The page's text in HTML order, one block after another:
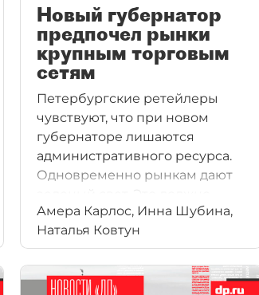
Новый губернатор
предпочел рынки
крупным торговым
сетям
Петербургские ретейлеры
чувствуют, что при новом
губернаторе лишаются
административного ресурса.
Одновременно рынкам дают
позволить местным
сельхозпроизводителям
наладить сбыт.
Амера Карлос, Инна Шубина,
Наталья Ковтун